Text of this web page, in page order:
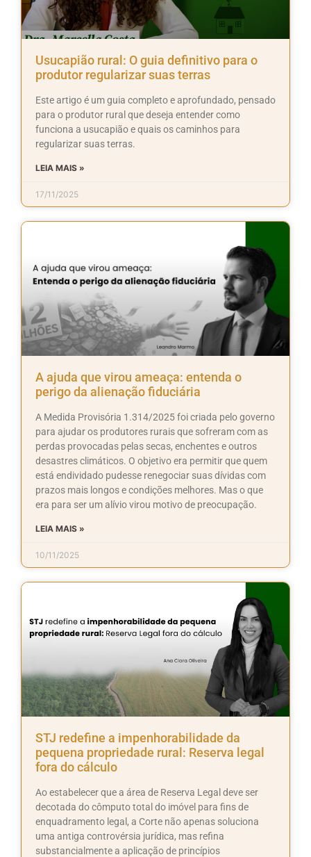
Usucapião rural: O guia definitivo para o
produtor regularizar suas terras
Este artigo é um guia completo e aprofundado, pensado
para o produtor rural que deseja entender como
funciona a usucapião e quais os caminhos para
regularizar suas terras.
LEIA MAIS »
17/11/2025
A ajuda que virou ameaça: entenda o
perigo da alienação fiduciária
A Medida Provisória 1.314/2025 foi criada pelo governo
para ajudar os produtores rurais que sofreram com as
perdas provocadas pelas secas, enchentes e outros
desastres climáticos. O objetivo era permitir que quem
está endividado pudesse renegociar suas dívidas com
prazos mais longos e condições melhores. Mas o que
era para ser um alívio virou motivo de preocupação.
LEIA MAIS »
10/11/2025
STJ redefine a impenhorabilidade da
pequena propriedade rural: Reserva legal
fora do cálculo
Ao estabelecer que a área de Reserva Legal deve ser
decotada do cômputo total do imóvel para fins de
enquadramento legal, a Corte não apenas soluciona
uma antiga controvérsia jurídica, mas refina
substancialmente a aplicação de princípios